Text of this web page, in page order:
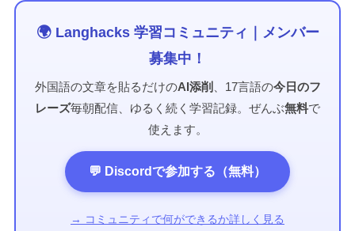
🌍 Langhacks 学習コミュニティ｜メンバー
募集中！
外国語の文章を貼るだけのAI添削 、17言語の今日のフ
レーズ毎朝配信、ゆるく続く学習記録。ぜんぶ無料で
使えます。
💬 Discordで参加する（無料）
→ コミュニティで何ができるか詳しく見る